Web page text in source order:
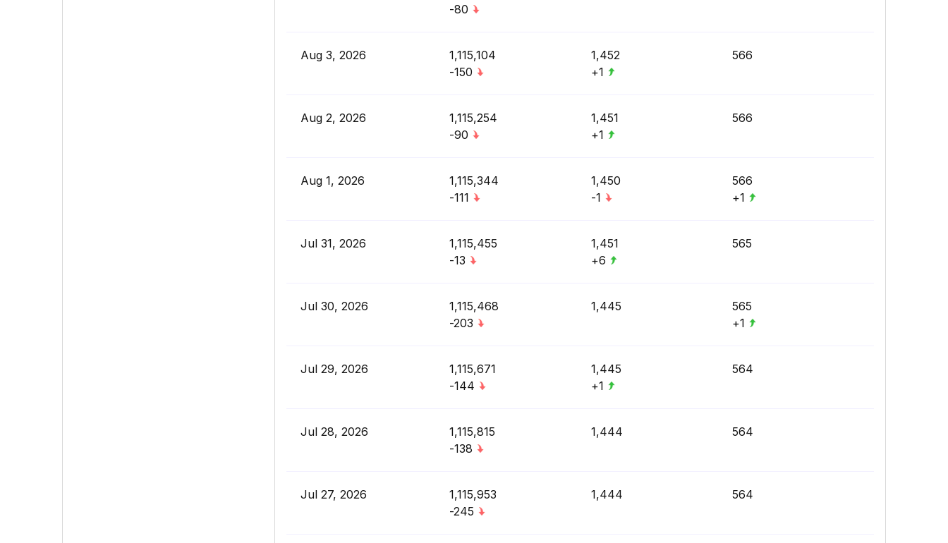
-80
Aug 3, 2026
1,115,104
-150
1,452
+1
566
Aug 2, 2026
1,115,254
-90
1,451
+1
566
Aug 1, 2026
1,115,344
-111
1,450
-1
566
+1
Jul 31, 2026
1,115,455
-13
1,451
+6
565
Jul 30, 2026
1,115,468
-203
1,445
565
+1
Jul 29, 2026
1,115,671
-144
1,445
+1
564
Jul 28, 2026
1,115,815
-138
1,444 564
Jul 27, 2026
1,115,953
-245
1,444 564